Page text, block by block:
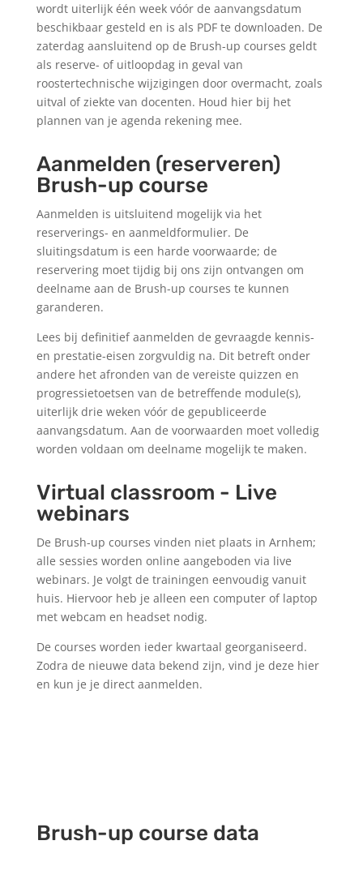
wordt uiterlijk één week vóór de aanvangsdatum
beschikbaar gesteld en is als PDF te downloaden. De
zaterdag aansluitend op de Brush-up courses geldt
als reserve- of uitloopdag in geval van
roostertechnische wijzigingen door overmacht, zoals
uitval of ziekte van docenten. Houd hier bij het
plannen van je agenda rekening mee.
Aanmelden (reserveren)
Brush-up course
Aanmelden is uitsluitend mogelijk via het
reserverings- en aanmeldformulier. De
sluitingsdatum is een harde voorwaarde; de
reservering moet tijdig bij ons zijn ontvangen om
deelname aan de Brush-up courses te kunnen
garanderen.
Lees bij definitief aanmelden de gevraagde kennis-
en prestatie-eisen zorgvuldig na. Dit betreft onder
andere het afronden van de vereiste quizzen en
progressietoetsen van de betreffende module(s),
uiterlijk drie weken vóór de gepubliceerde
aanvangsdatum. Aan de voorwaarden moet volledig
worden voldaan om deelname mogelijk te maken.
Virtual classroom - Live
webinars
De Brush-up courses vinden niet plaats in Arnhem;
alle sessies worden online aangeboden via live
webinars. Je volgt de trainingen eenvoudig vanuit
huis. Hiervoor heb je alleen een computer of laptop
met webcam en headset nodig.
De courses worden ieder kwartaal georganiseerd.
Zodra de nieuwe data bekend zijn, vind je deze hier
en kun je je direct aanmelden.
Brush-up course data